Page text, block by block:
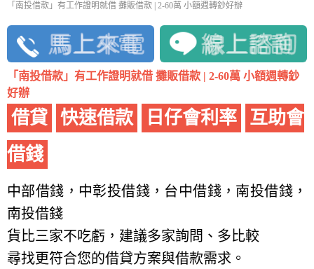
「南投借款」有工作證明就借 攤販借款 | 2-60萬 小額週轉鈔好辦
「南投借款」有工作證明就借 攤販借款 | 2-60萬 小額週轉鈔
好辦
借貸 快速借款 日仔會利率
互助會
借錢
中部借錢，中彰投借錢，台中借錢，南投借錢，
南投借錢
貨比三家不吃虧，建議多家詢問、多比較
尋找更符合您的借貸方案與借款需求。